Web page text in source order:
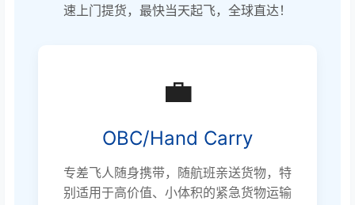
速上门提货，最快当天起飞，全球直达！
💼
OBC/Hand Carry
专差飞人随身携带，随航班亲送货物，特
别适用于高价值、小体积的紧急货物运输